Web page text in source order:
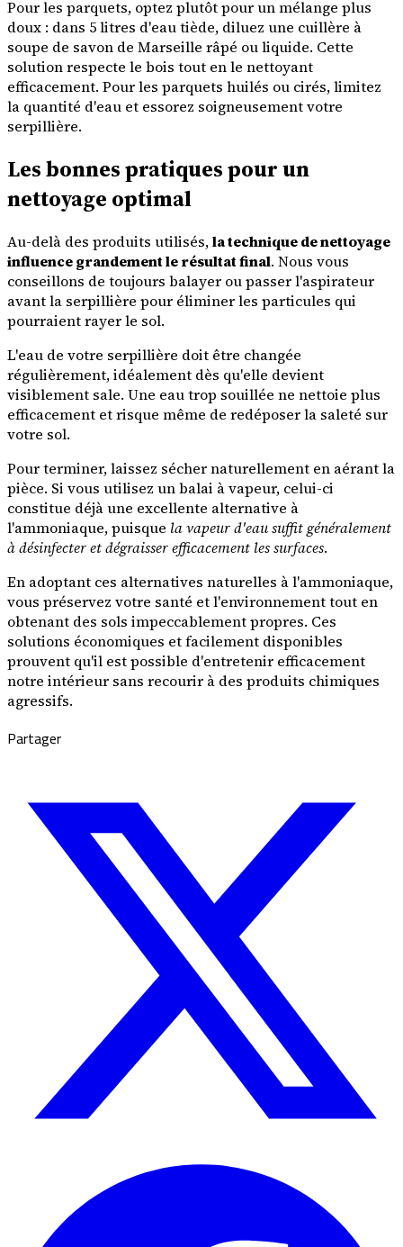
Pour les parquets, optez plutôt pour un mélange plus
doux : dans 5 litres d'eau tiède, diluez une cuillère à
soupe de savon de Marseille râpé ou liquide. Cette
solution respecte le bois tout en le nettoyant
efficacement. Pour les parquets huilés ou cirés, limitez
la quantité d'eau et essorez soigneusement votre
serpillière.
Les bonnes pratiques pour un
nettoyage optimal
Au-delà des produits utilisés,la technique de nettoyage
influence grandement le résultat final. Nous vous
conseillons de toujours balayer ou passer l'aspirateur
avant la serpillière pour éliminer les particules qui
pourraient rayer le sol.
L'eau de votre serpillière doit être changée
régulièrement, idéalement dès qu'elle devient
visiblement sale. Une eau trop souillée ne nettoie plus
efficacement et risque même de redéposer la saleté sur
votre sol.
Pour terminer, laissez sécher naturellement en aérant la
pièce. Si vous utilisez un balai à vapeur, celui-ci
constitue déjà une excellente alternative à
l'ammoniaque, puisque la vapeur d'eau suffit généralement
à désinfecter et dégraisser efficacement les surfaces.
En adoptant ces alternatives naturelles à l'ammoniaque,
vous préservez votre santé et l'environnement tout en
obtenant des sols impeccablement propres. Ces
solutions économiques et facilement disponibles
prouvent qu'il est possible d'entretenir efficacement
notre intérieur sans recourir à des produits chimiques
agressifs.
Partager